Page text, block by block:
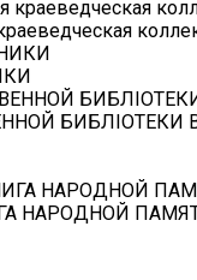
БИБЛIОТЕКИ
НАРОДНОЙ